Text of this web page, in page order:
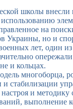
школы
на
Украины, но и
лет, один
и кольцах.
стабилизации
и